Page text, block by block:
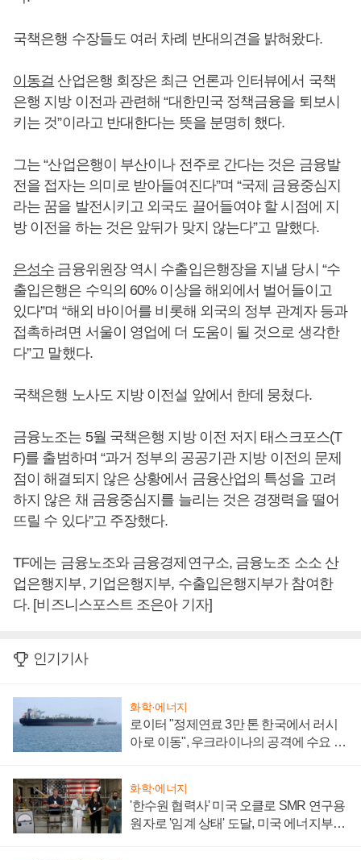
국책은행 수장들도 여러 차례 반대의견을 밝혀왔다.
이동걸 산업은행 회장은 최근 언론과 인터뷰에서 국책
은행 지방 이전과 관련해 “대한민국 정책금융을 퇴보시
키는 것”이라고 반대한다는 뜻을 분명히 했다.
그는 “산업은행이 부산이나 전주로 간다는 것은 금융발
전을 접자는 의미로 받아들여진다”며 “국제 금융중심지
라는 꿈을 발전시키고 외국도 끌어들여야 할 시점에 지
방 이전을 하는 것은 앞뒤가 맞지 않는다”고 말했다.
은성수 금융위원장 역시 수출입은행장을 지낼 당시 “수
출입은행은 수익의 60% 이상을 해외에서 벌어들이고
있다”며 “해외 바이어를 비롯해 외국의 정부 관계자 등과
접촉하려면 서울이 영업에 더 도움이 될 것으로 생각한
다”고 말했다.
국책은행 노사도 지방 이전설 앞에서 한데 뭉쳤다.
금융노조는 5월 국책은행 지방 이전 저지 태스크포스(T
F)를 출범하며 “과거 정부의 공공기관 지방 이전의 문제
점이 해결되지 않은 상황에서 금융산업의 특성을 고려
하지 않은 채 금융중심지를 늘리는 것은 경쟁력을 떨어
뜨릴 수 있다”고 주장했다.
TF에는 금융노조와 금융경제연구소, 금융노조 소소 산
업은행지부, 기업은행지부, 수출입은행지부가 참여한
다. [비즈니스포스트 조은아 기자]
인기기사
화학·에너지
로이터 "정제연료 3만 톤 한국에서 러시
아로 이동", 우크라이나의 공격에 수요 늘
화학·에너지
'한수원 협력사' 미국 오클로 SMR 연구용
원자로 '임계 상태' 도달, 미국 에너지부